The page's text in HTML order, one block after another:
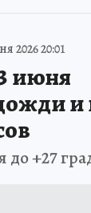
2026 20:01
июня
и
до +27